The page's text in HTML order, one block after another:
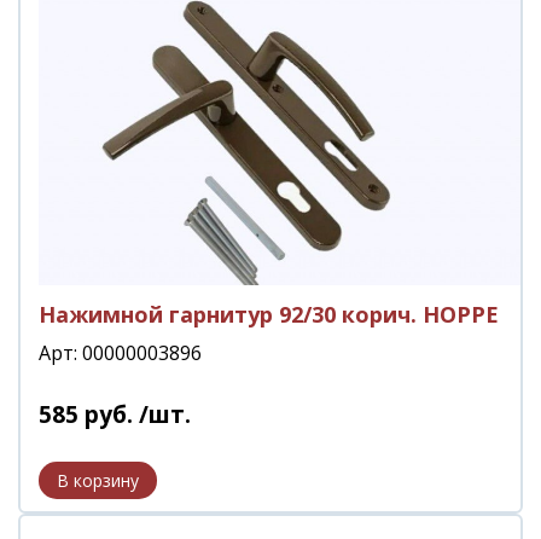
Нажимной гарнитур 92/30 корич. HOPPE
Арт: 00000003896
585 руб. /шт.